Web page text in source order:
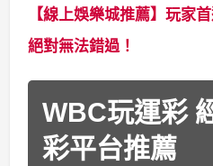
【線上娛樂城推薦】玩家
絕對無法錯過！
WBC玩運彩
彩平台推薦